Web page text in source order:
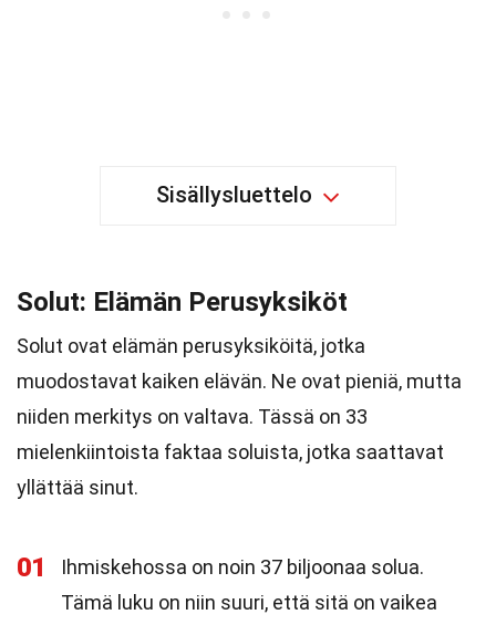
Sisällysluettelo
Solut: Elämän Perusyksiköt
Solut ovat elämän perusyksiköitä, jotka
muodostavat kaiken elävän. Ne ovat pieniä, mutta
niiden merkitys on valtava. Tässä on 33
mielenkiintoista faktaa soluista, jotka saattavat
yllättää sinut.
01
Ihmiskehossa on noin 37 biljoonaa solua.
Tämä luku on niin suuri, että sitä on vaikea